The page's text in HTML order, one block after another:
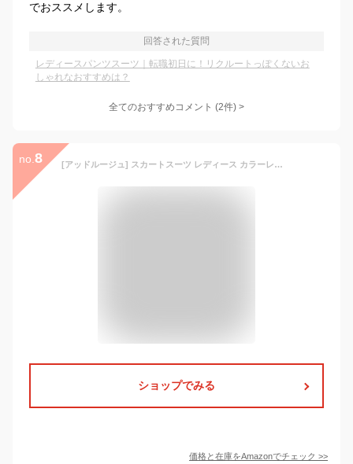
でおススメします。
回答された質問
レディースパンツスーツ｜転職初日に！リクルートっぽくないお
しゃれなおすすめは？
全てのおすすめコメント (2件) >
no. 8 [アッドルージュ] スカートスーツ レディース カラーレスジャケット タイトスカート 2点セット ビジネススーツ 通勤【b5203】 ミディロング-ブラック 17号ABR
ショップでみる
価格と在庫をAmazonでチェック >>